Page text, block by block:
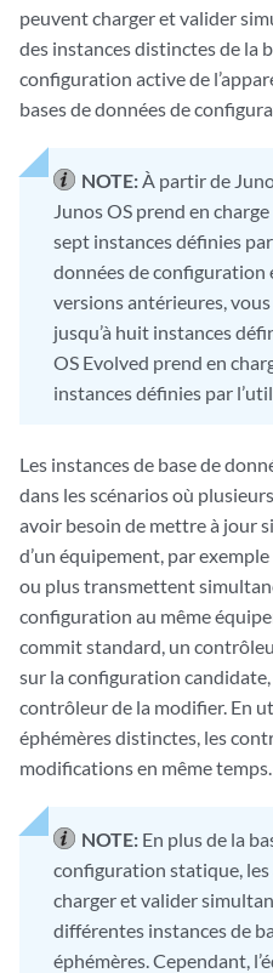
peuvent charger et valider
des instances distinctes de la
configuration active de
bases de données de
NOTE:À partir de
Junos OS prend en
sept instances définies
données de configuration
versions antérieures,
jusqu’à huit instances
OS Evolved prend en
instances définies par
Les instances de base de
dans les scénarios où
avoir besoin de mettre à jour
d’un équipement, par
ou plus transmettent
configuration au même
commit standard, un
sur la configuration
contrôleur de la modifier. En
éphémères distinctes, les
modifications en même temps.
NOTE: En plus de la
configuration statique,
charger et valider
différentes instances de
éphémères. Cependant,